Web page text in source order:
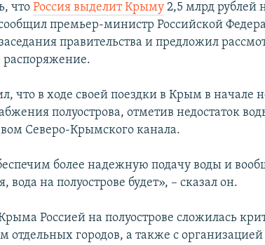
чтоРоссия выделит Крыму 2,5 млрд рублей
премьер-министр Российской
правительства и предложил
распоряжение.
что в ходе своей поездки в Крым в начале
полуострова, отметив недостаток
Северо-Крымского канала.
более надежную подачу воды и
вода на полуострове будет», – сказал он.
Россией на полуострове сложилась
отдельных городов, а также с